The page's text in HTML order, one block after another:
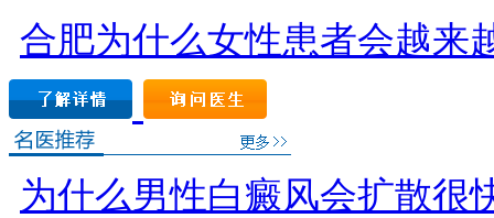
合肥为什么女性患者会越来
为什么男性白癜风会扩散很